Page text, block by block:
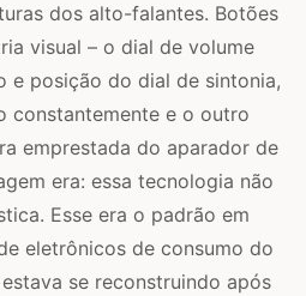
dos alto-falantes. Botões
visual – o dial de volume
e posição do dial de sintonia,
constantemente e o outro
emprestada do aparador de
era: essa tecnologia não
Esse era o padrão em
eletrônicos de consumo do
se reconstruindo após